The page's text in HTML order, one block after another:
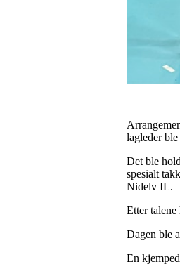
lagleder
Det ble
spesialt
Nidelv IL.
Etter
Dagen ble
En